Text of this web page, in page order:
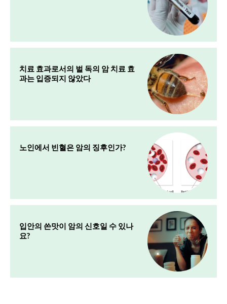
치료 효과로서의 벌 독의 암 치료 효
과는 입증되지 않았다
노인에서 빈혈은 암의 징후인가?
입안의 쓴맛이 암의 신호일 수 있나
요?